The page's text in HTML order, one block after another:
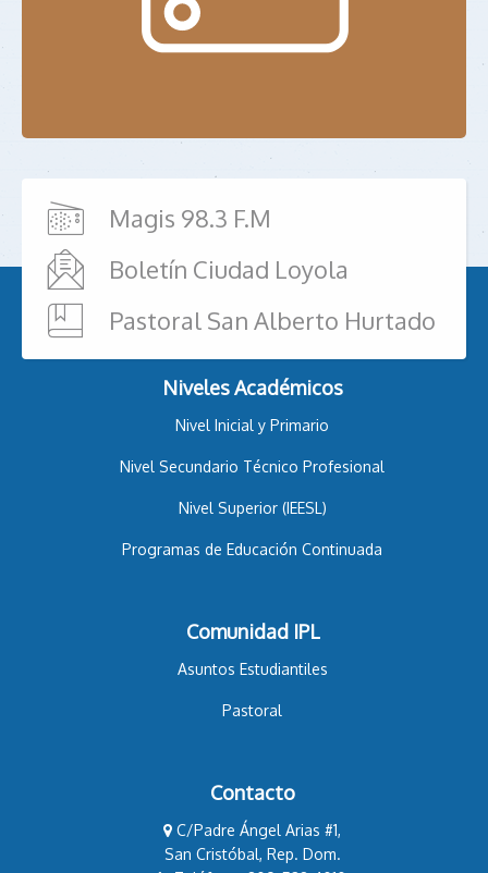
Magis 98.3 F.M
Boletín Ciudad Loyola
Pastoral San Alberto Hurtado
Niveles Académicos
Nivel Inicial y Primario
Nivel Secundario Técnico Profesional
Nivel Superior (IEESL)
Programas de Educación Continuada
Comunidad IPL
Asuntos Estudiantiles
Pastoral
Contacto
C/Padre Ángel Arias #1,
San Cristóbal, Rep. Dom.